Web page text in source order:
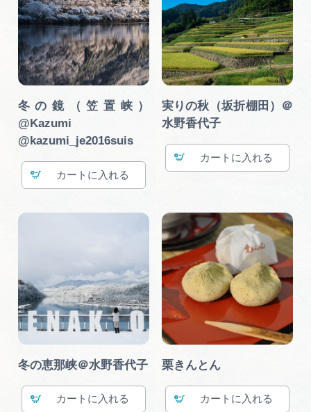
冬の鏡（笠置峡）
@Kazumi
@kazumi_je2016suis
カート
実りの秋（坂折棚田）＠
水野香代子
カート
冬の恵那峡＠水野香代子
カート
栗きんとん
カート